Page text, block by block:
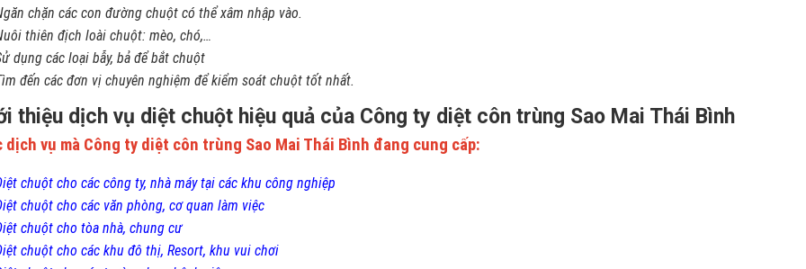
chặn các con đường chuột có thể xâm nhập vào.
thiên địch loài chuột: mèo, chó,…
dụng các loại bẫy, bả để bắt chuột
đến các đơn vị chuyên nghiệm để kiểm soát chuột tốt nhất.
thiệu dịch vụ diệt chuột hiệu quả của Công ty diệt côn trùng Sao Mai Thái Bình
dịch vụ mà Công ty diệt côn trùng Sao Mai Thái Bình đang cung cấp:
chuột cho các công ty, nhà máy tại các khu công nghiệp
chuột cho các văn phòng, cơ quan làm việc
chuột cho tòa nhà, chung cư
chuột cho các khu đô thị, Resort, khu vui chơi